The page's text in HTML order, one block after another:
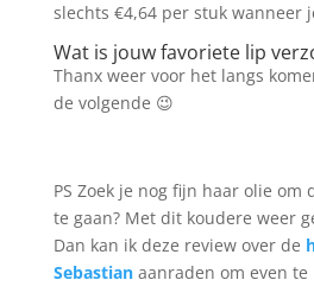
slechts €4,64 per stuk wanneer
Wat is jouw favoriete lip
Thanx weer voor het langs
de volgende 😉
PS Zoek je nog fijn haar olie om
te gaan? Met dit koudere weer
Dan kan ik deze review over de
Sebastianaanraden om even te